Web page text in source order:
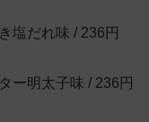
塩だれ味 / 236円
ー明太子味 / 236円